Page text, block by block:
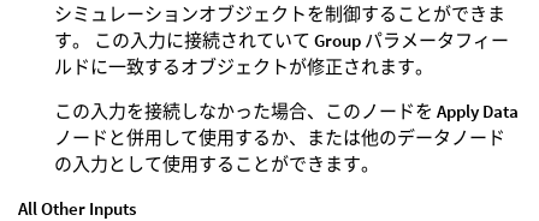
シミュレーションオブジェクトを制御することができま
す。 この入力に接続されていて Group パラメータフィー
ルドに一致するオブジェクトが修正されます。
この入力を接続しなかった場合、このノードを Apply Data
ノードと併用して使用するか、または他のデータノード
の入力として使用することができます。
All Other Inputs